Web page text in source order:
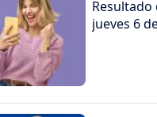
Resultado
jueves 6